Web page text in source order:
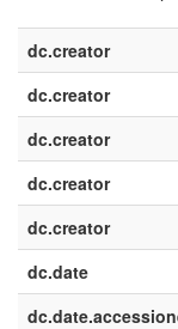
dc.creator
dc.creator
dc.creator
dc.creator
dc.creator
dc.date